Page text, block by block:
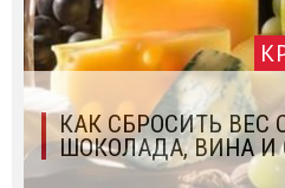
КАК СБРОСИТЬ
ШОКОЛАДА, ВИНА И